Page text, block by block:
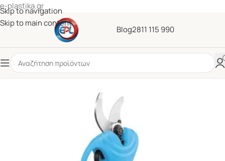
e-plastika.gr
Skip to navigation
Skip to main content
Blog2811 115 990